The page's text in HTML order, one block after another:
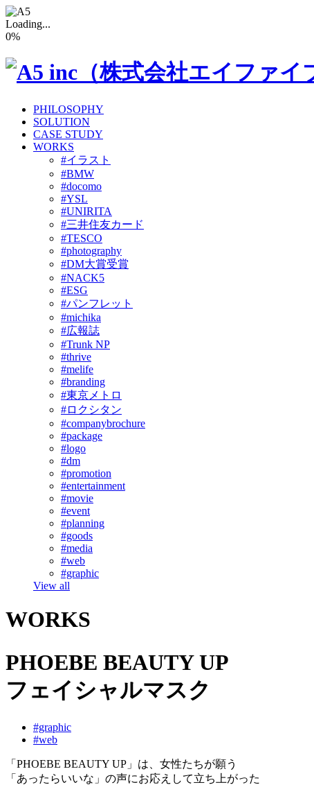
Loading...
0%
PHILOSOPHY
SOLUTION
CASE STUDY
WORKS
#イラスト
#BMW
#docomo
#YSL
#UNIRITA
#三井住友カード
#TESCO
#photography
#DM大賞受賞
#NACK5
#ESG
#パンフレット
#michika
#広報誌
#Trunk NP
#thrive
#melife
#branding
#東京メトロ
#ロクシタン
#companybrochure
#package
#logo
#dm
#promotion
#entertainment
#movie
#event
#planning
#goods
#media
#web
#graphic
View all
WORKS
PHOEBE BEAUTY UP
フェイシャルマスク
#graphic
#web
「PHOEBE BEAUTY UP」は、女性たちが願う
「あったらいいな」の声にお応えして立ち上がった